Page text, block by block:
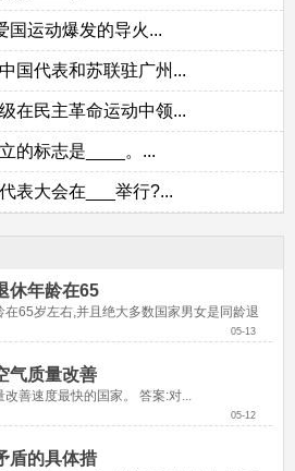
国运动爆发的导火...
国代表和苏联驻广州...
在民主革命运动中领...
的标志是____。...
表大会在___举行?...
休年龄在65
65岁左右,并且绝大多数国家男女是同龄退
05-13
气质量改善
善速度最快的国家。 答案:对...
05-12
盾的具体措